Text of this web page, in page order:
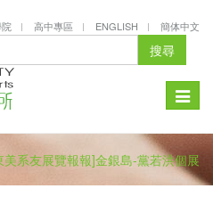
高中專區 ENGLISH 簡体中文
搜尋
Toggle
美系友展覽報報]金銀島-黨若洪個展